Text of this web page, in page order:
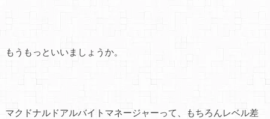
もうもっといいましょうか。
マクドナルドアルバイトマネージャーって、もちろんレベル差